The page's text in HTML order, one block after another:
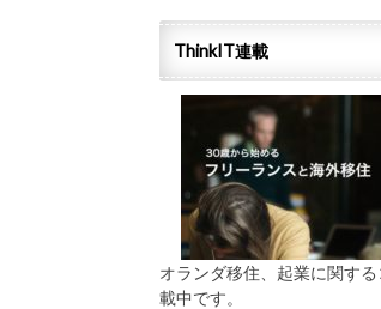
ThinkIT連載
オランダ移住、起業に関す
載中です。